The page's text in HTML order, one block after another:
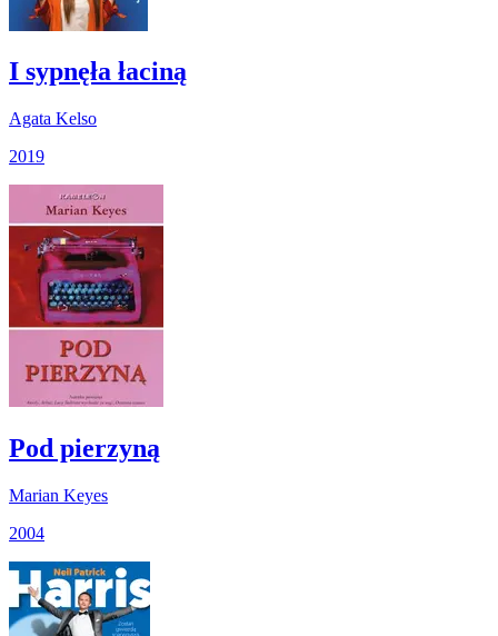
I sypnęła łaciną
Agata Kelso
2019
Pod pierzyną
Marian Keyes
2004